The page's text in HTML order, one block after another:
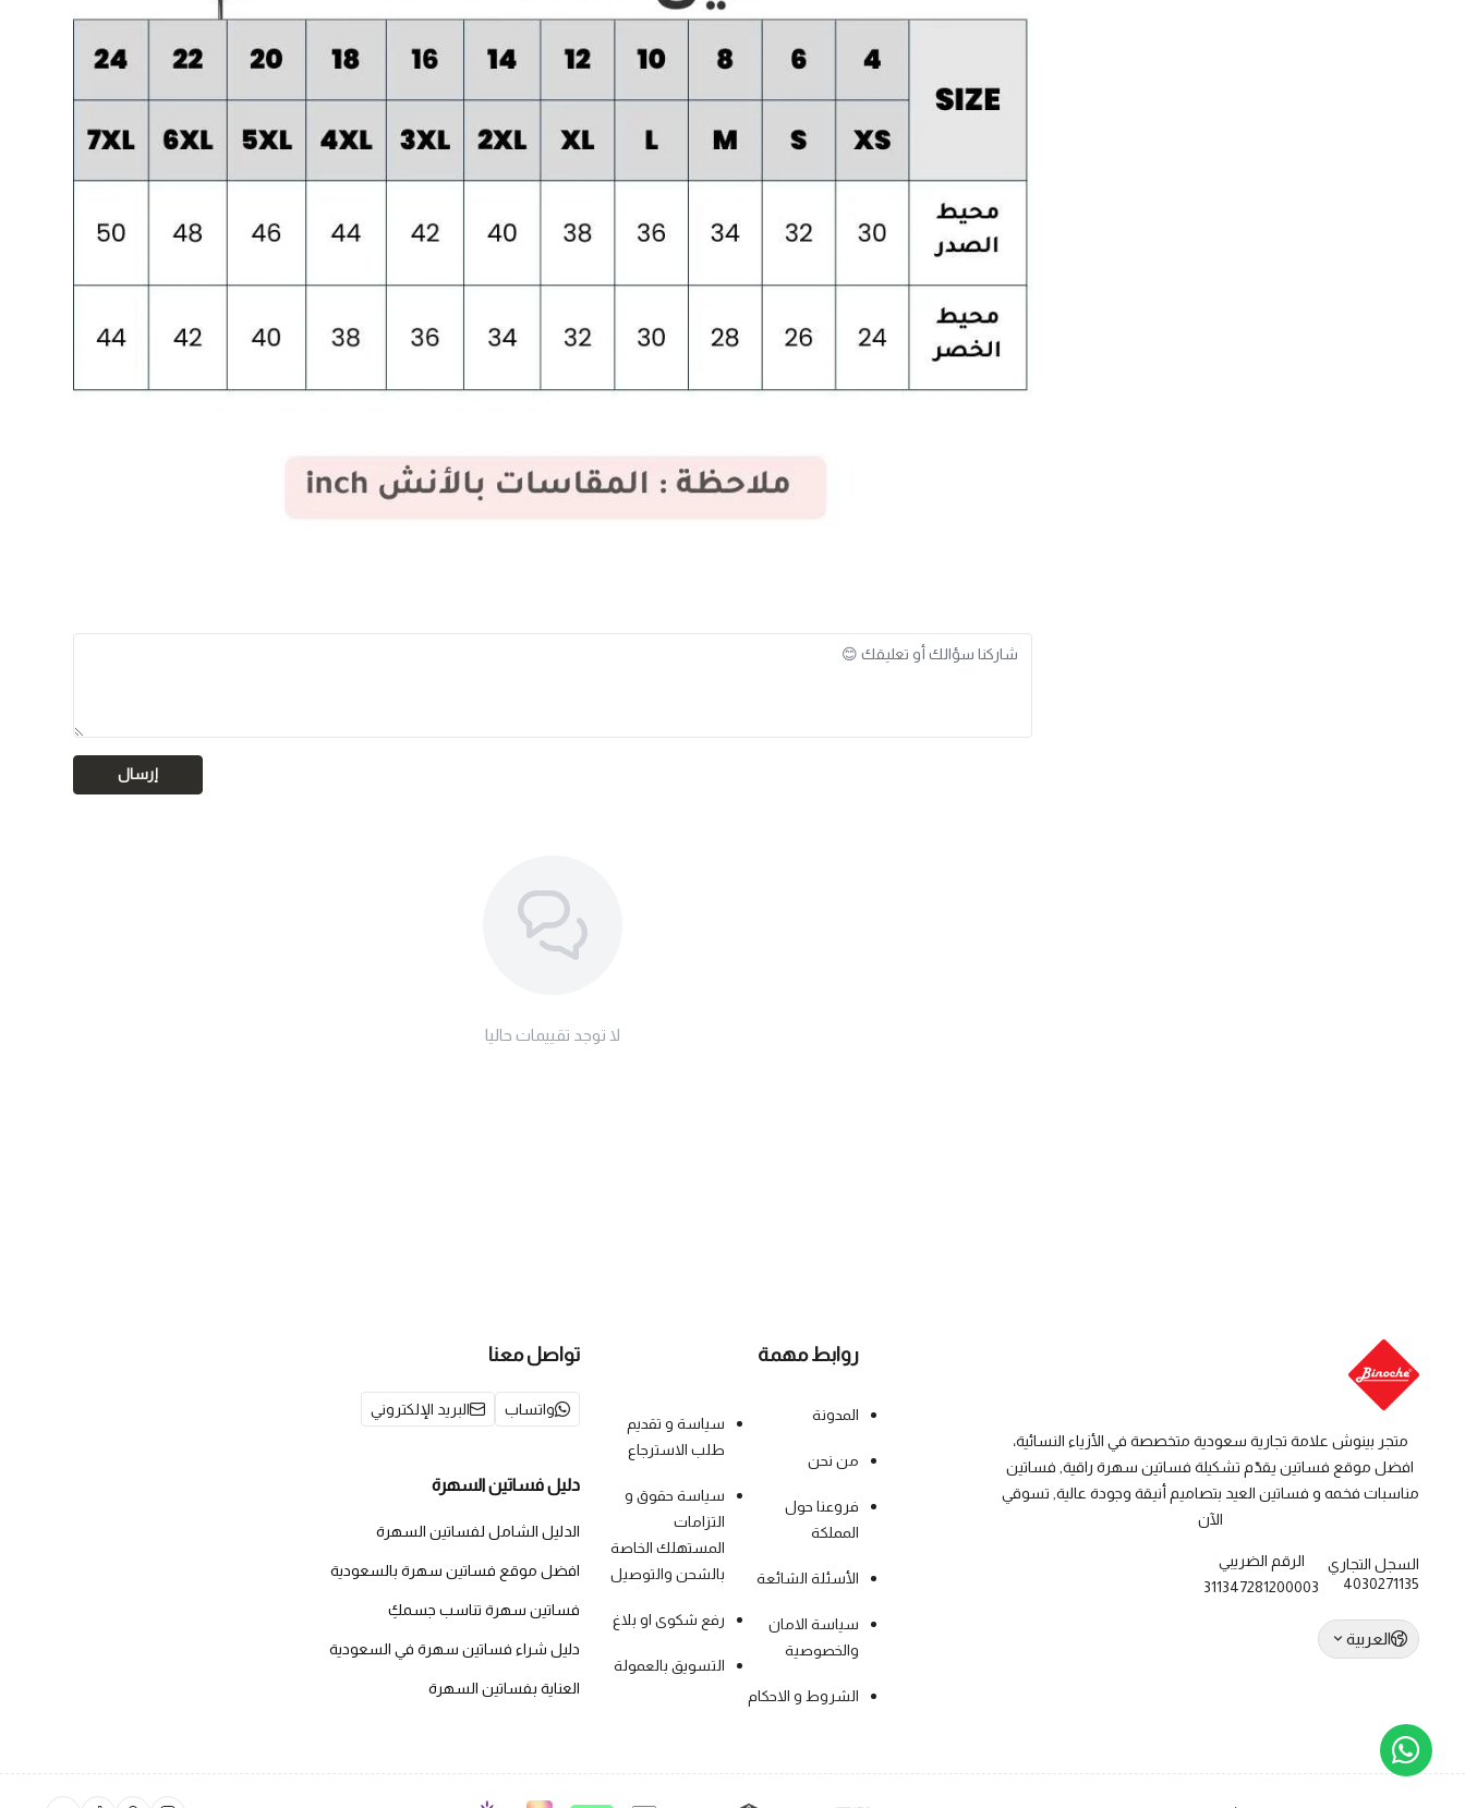
إرسال
لا توجد تقييمات حاليا
متجر بينوش علامة تجارية سعودية متخصصة في الأزياء النسائية،
افضل موقع فساتين يقدّم تشكيلة فساتين سهرة راقية, فساتين
مناسبات فخمه و فساتين العيد بتصاميم أنيقة وجودة عالية, تسوقي
الآن
السجل التجاري
4030271135
الرقم الضريبي
311347281200003
العربية
روابط مهمة
المدونة
من نحن
فروعنا حول
المملكة
الأسئلة الشائعة
سياسة الامان
والخصوصية
الشروط و الاحكام
سياسة و تقديم
طلب الاسترجاع
سياسة حقوق و
التزامات
المستهلك الخاصة
بالشحن والتوصيل
رفع شكوى او بلاغ
التسويق بالعمولة
تواصل معنا
واتساب البريد الإلكتروني
دليل فساتين السهرة
الدليل الشامل لفساتين السهرة
افضل موقع فساتين سهرة بالسعودية
فساتين سهرة تناسب جسمكِ
دليل شراء فساتين سهرة في السعودية
العناية بفساتين السهرة